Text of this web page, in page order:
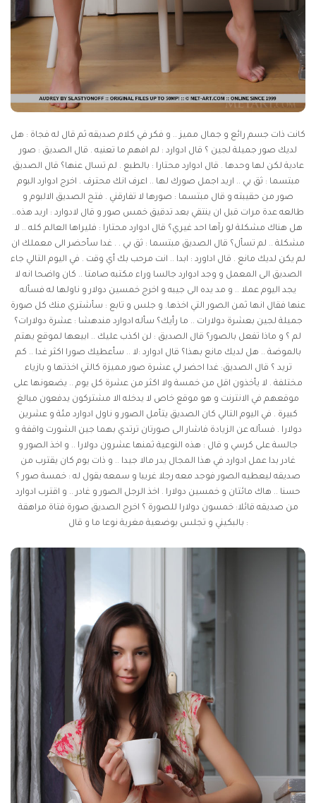
كانت ذات جسم رائع و جمال مميز .. و فكر في كلام صديقه ثم قال له فجاة : هل
لديك صور جميلة لجين ؟ قال ادوارد : لم افهم ما تعنيه . قال الصديق : صور
عادية لكن لها وحدها . قال ادوارد محتارا : بالطبع . لم تسال عنها؟ قال الصديق
مبتسما : ثق بي .. اريد اجمل صورك لها .. اعرف انك محترف . اخرج ادوارد البوم
صور من حقيبته و قال مبتسما : صورها لا تفارقني . فتح الصديق الالبوم و
طالعه عدة مرات قبل ان ينتقي بعد تدقيق خمس صور و قال لادوارد : اريد هذه..
هل هناك مشكلة لو رآها احد غيري؟ قال ادوارد محتارا : فليراها العالم كله .. لا
مشكلة .. لم تسأل؟ قال الصديق مبتسما : ثق بي . . غدا سأحضر الى معملك ان
لم يكن لديك مانع . قال اداورد : ابدا .. انت مرحب بك أي وقت . في اليوم التالي جاء
الصديق الى المعمل و وجد ادوارد جالسا وراء مكتبه صامتا .. كان واضحا انه لا
يجد اليوم عملا .. و مد يده الى جيبه و اخرج خمسين دولار و ناولها له فسأله
عنها فقال انها ثمن الصور التي اخذها. و جلس و تابع : سأشتري منك كل صورة
جميلة لجين بعشرة دولارات .. ما رأيك؟ سأله ادوارد مندهشا : عشرة دولارات؟
لم ؟ و ماذا تفعل بالصور؟ قال الصديق : لن اكذب عليك .. ابيعها لموقع يهتم
بالموضة .. هل لديك مانع بهذا؟ قال ادوارد :لا .. سأعطيك صورا اكثر غدا .. كم
تريد ؟ قال الصديق: غدا احضر لي عشرة صور مميزة كالتي اخذتها و بازياء
مختلفة . لا يأخذون اقل من خمسة ولا اكثر من عشرة كل يوم .. يضعونها على
موقعهم في الانترنت و هو موقع خاص لا يدخله الا مشتركون يدفعون مبالغ
كبيرة . في اليوم التالي كان الصديق يتأمل الصور و ناول ادوارد مئة و عشرين
دولارا . فسأله عن الزيادة فاشار الى صورتان ترتدي بهما جين الشورت واقفة و
جالسة على كرسي و قال : هذه النوعية ثمنها عشرون دولارا .. و اخذ الصور و
غادر بدا عمل ادوارد في هذا المجال يدر مالا جيدا .. و ذات يوم كان يقترب من
صديقه ليعطيه الصور فوجد معه رجلا غريبا و سمعه يقول له : خمسة صور ؟
حسنا .. هاك مائتان و خمسين دولارا . اخذ الرجل الصور و غادر .. و اقترب ادوارد
من صديقه قائلا: خمسون دولارا للصورة ؟ اخرج الصديق صورة فتاة مراهقة
بالبكيني و تجلس بوضعية مغرية نوعا ما و قال :